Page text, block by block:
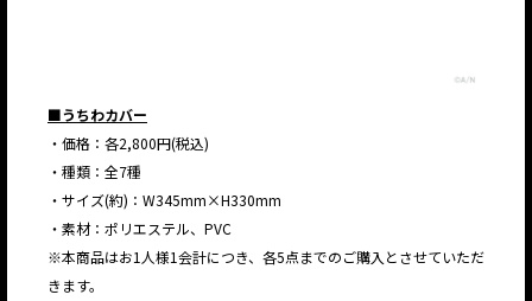
■うちわカバー
・価格：各2,800円(税込)
・種類：全7種
・サイズ(約)：W345mm×H330mm
・素材：ポリエステル、PVC
※本商品はお1人様1会計につき、各5点までのご購入とさせていただ
きます。